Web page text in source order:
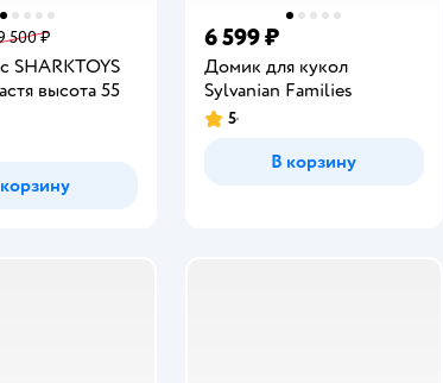
500 ₽
SHARKTOYS
высота 55
6 599 ₽
Домик для кукол
Sylvanian Families
Рейтинг:
5
В корзину